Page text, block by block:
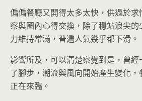
偏偏餐廳又開得太多太快，供過於
察與圈內心得交換，除了穩站浪尖
力維持常滿，普遍人氣幾乎都下滑。
影響所及，可以清楚察覺到是，曾
了腳步，潮流與風向開始產生變化，
正在來臨。